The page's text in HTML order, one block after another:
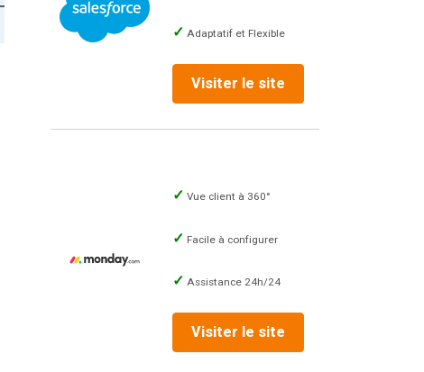
Adaptatif et Flexible
Visiter le site
Vue client à 360°
Facile à configurer
Assistance 24h/24
Visiter le site